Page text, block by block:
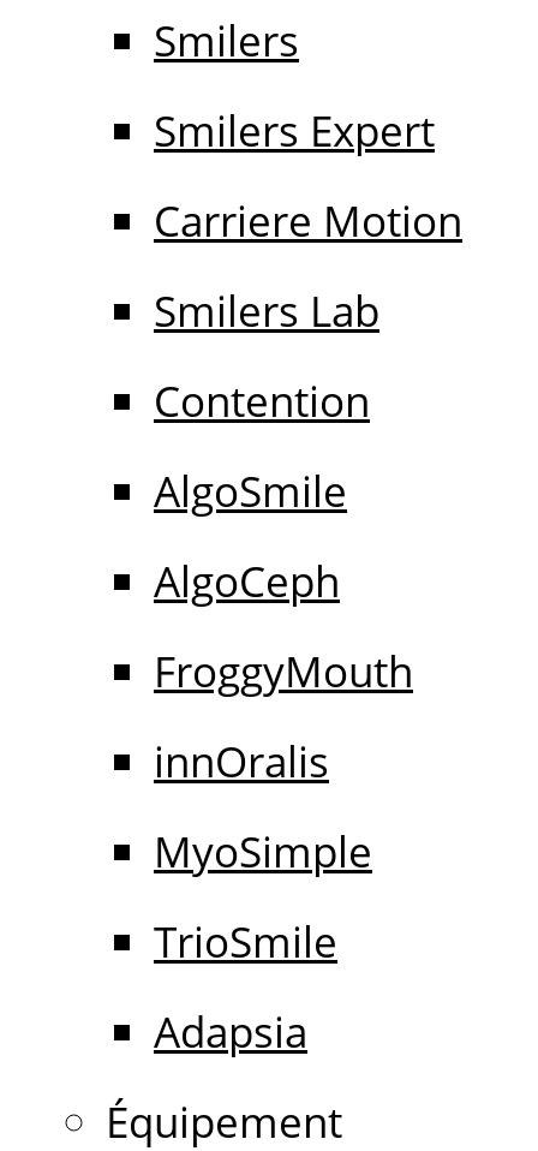
Smilers
Smilers Expert
Carriere Motion
Smilers Lab
Contention
AlgoSmile
AlgoCeph
FroggyMouth
innOralis
MyoSimple
TrioSmile
Adapsia
Équipement